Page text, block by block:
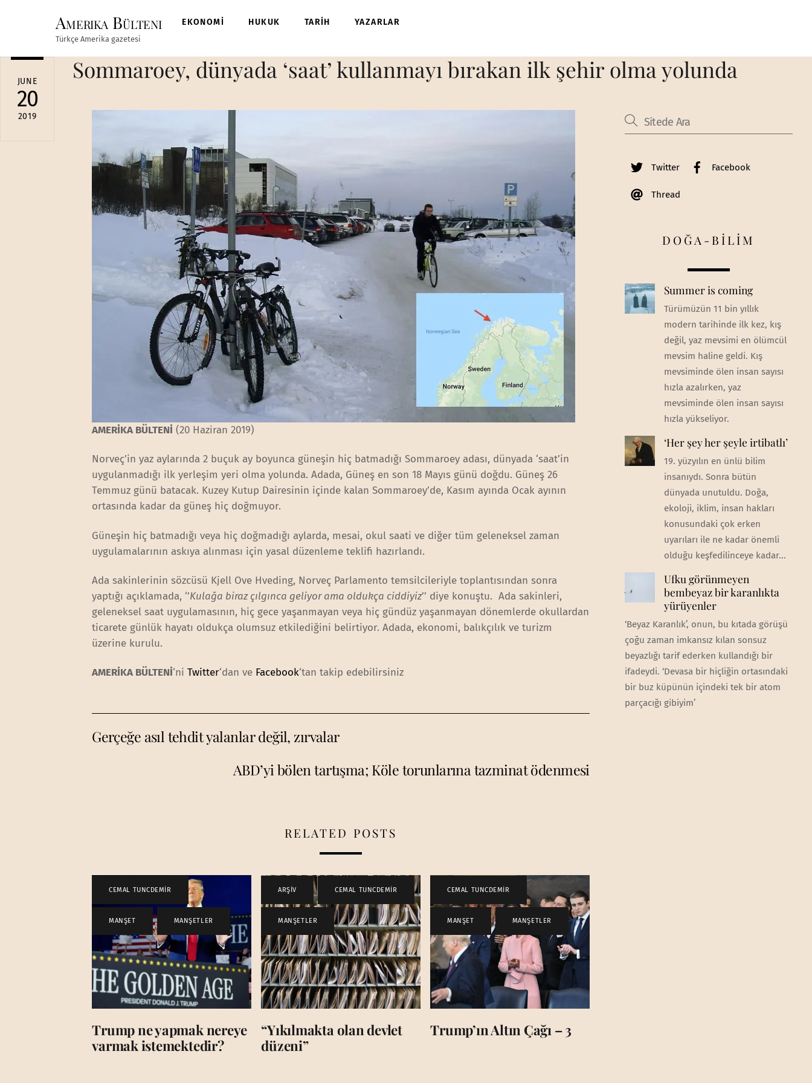
Amerika Bülteni
Türkçe Amerika gazetesi
EKONOMİ HUKUK TARİH YAZARLAR
JUNE
20
2019
Sommaroey, dünyada ‘saat’ kullanmayı bırakan ilk şehir olma yolunda
AMERİKA BÜLTENİ (20 Haziran 2019)
Norveç’in yaz aylarında 2 buçuk ay boyunca güneşin hiç batmadığı Sommaroey adası, dünyada ‘saat’in
uygulanmadığı ilk yerleşim yeri olma yolunda. Adada, Güneş en son 18 Mayıs günü doğdu. Güneş 26
Temmuz günü batacak. Kuzey Kutup Dairesinin içinde kalan Sommaroey’de, Kasım ayında Ocak ayının
ortasında kadar da güneş hiç doğmuyor.
Güneşin hiç batmadığı veya hiç doğmadığı aylarda, mesai, okul saati ve diğer tüm geleneksel zaman
uygulamalarının askıya alınması için yasal düzenleme teklifi hazırlandı.
Ada sakinlerinin sözcüsü Kjell Ove Hveding, Norveç Parlamento temsilcileriyle toplantısından sonra
yaptığı açıklamada, ‘’Kulağa biraz çılgınca geliyor ama oldukça ciddiyiz’’ diye konuştu. Ada sakinleri,
geleneksel saat uygulamasının, hiç gece yaşanmayan veya hiç gündüz yaşanmayan dönemlerde okullardan
ticarete günlük hayatı oldukça olumsuz etkilediğini belirtiyor. Adada, ekonomi, balıkçılık ve turizm
üzerine kurulu.
AMERİKA BÜLTENİ‘niTwitter‘dan ve Facebook‘tan takip edebilirsiniz
Gerçeğe asıl tehdit yalanlar değil, zırvalar
ABD’yi bölen tartışma; Köle torunlarına tazminat ödenmesi
RELATED POSTS
CEMAL TUNCDEMİR ,
MANŞET , MANŞETLER
Trump ne yapmak nereye
varmak istemektedir?
ARŞİV , CEMAL TUNCDEMİR ,
MANŞETLER
“Yıkılmakta olan devlet
düzeni”
CEMAL TUNCDEMİR
MANŞET , MANŞETLER
Trump’ın Altın Çağı – 3
Twitter Facebook
Thread
DOĞA-BİLİM
Summer is coming
Türümüzün 11 bin yıllık
modern tarihinde ilk kez, kış
değil, yaz mevsimi en ölümcül
mevsim haline geldi. Kış
mevsiminde ölen insan sayısı
hızla azalırken, yaz
mevsiminde ölen insan sayısı
hızla yükseliyor.
‘Her şey her şeyle irtibatlı’
19. yüzyılın en ünlü bilim
insanıydı. Sonra bütün
dünyada unutuldu. Doğa,
ekoloji, iklim, insan hakları
konusundaki çok erken
uyarıları ile ne kadar önemli
olduğu keşfedilinceye kadar...
Ufku görünmeyen
bembeyaz bir karanlıkta
yürüyenler
‘Beyaz Karanlık’, onun, bu kıtada görüşü
çoğu zaman imkansız kılan sonsuz
beyazlığı tarif ederken kullandığı bir
ifadeydi. ‘Devasa bir hiçliğin ortasındaki
bir buz küpünün içindeki tek bir atom
parçacığı gibiyim’